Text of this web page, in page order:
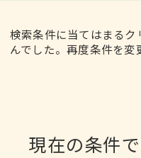
検索条件に当てはまる
んでした。再度条件を変
現在の条件